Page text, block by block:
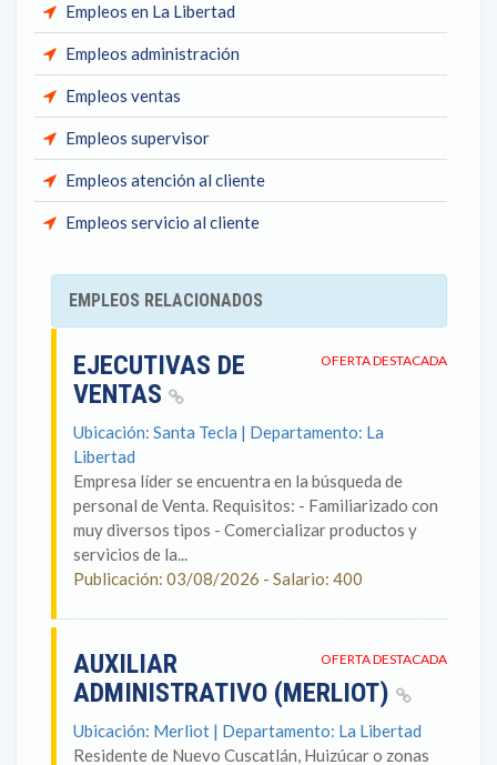
Empleos en La Libertad
Empleos administración
Empleos ventas
Empleos supervisor
Empleos atención al cliente
Empleos servicio al cliente
EMPLEOS RELACIONADOS
OFERTA DESTACADA
EJECUTIVAS DE
VENTAS
Ubicación: Santa Tecla | Departamento: La
Libertad
Empresa líder se encuentra en la búsqueda de
personal de Venta. Requisitos: - Familiarizado con
muy diversos tipos - Comercializar productos y
servicios de la...
Publicación: 03/08/2026 - Salario: 400
OFERTA DESTACADA
AUXILIAR
ADMINISTRATIVO (MERLIOT)
Ubicación: Merliot | Departamento: La Libertad
Residente de Nuevo Cuscatlán, Huizúcar o zonas